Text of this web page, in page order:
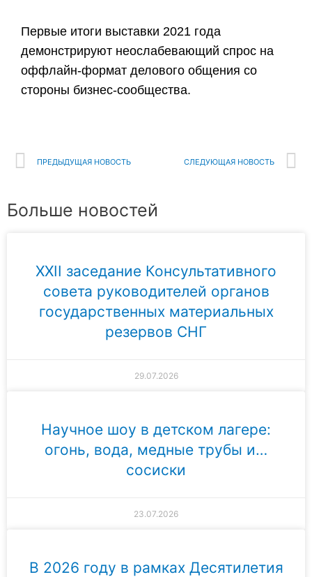
Первые итоги выставки 2021 года
демонстрируют неослабевающий спрос на
оффлайн-формат делового общения со
стороны бизнес-сообщества.
ПРЕДЫДУЩАЯ НОВОСТЬ СЛЕДУЮЩАЯ НОВОСТЬ
Больше новостей
XXII заседание Консультативного
совета руководителей органов
государственных материальных
резервов СНГ
29.07.2026
Научное шоу в детском лагере:
огонь, вода, медные трубы и…
сосиски
23.07.2026
В 2026 году в рамках Десятилетия